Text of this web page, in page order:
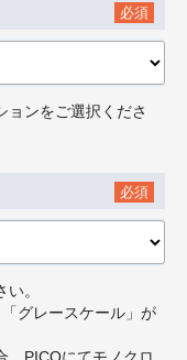
必須
ョンをご選択くださ
必須
。
グレースケール」が